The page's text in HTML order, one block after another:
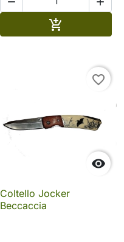


favorite_border
Coltello Jocker
Beccaccia